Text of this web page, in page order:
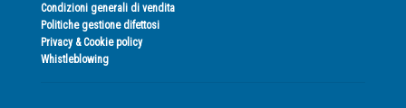
Condizioni generali di vendita
Politiche gestione difettosi
Privacy & Cookie policy
Whistleblowing